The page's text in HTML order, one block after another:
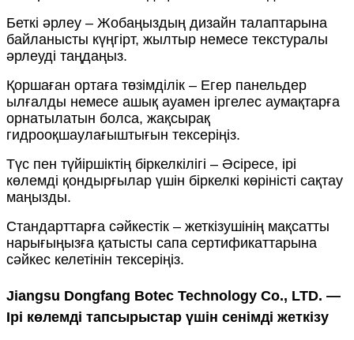
Беткі әрлеу – Жобаңыздың дизайн талаптарына
байланысты күңгірт, жылтыр немесе текстуралы
әрлеуді таңдаңыз.
Қоршаған ортаға төзімділік – Егер панельдер
ылғалды немесе ашық ауамен іргелес аумақтарға
орнатылатын болса, жақсырақ
гидрооқшаулағыштығын тексеріңіз.
Түс пен түйіршіктің біркелкілігі – Әсіресе, ірі
көлемді қондырғылар үшін біркелкі көріністі сақтау
маңызды.
Стандарттарға сәйкестік – жеткізушінің мақсатты
нарығыңызға қатысты сапа сертификаттарына
сәйкес келетінін тексеріңіз.
Jiangsu Dongfang Botec Technology Co., LTD. —
Ірі көлемді тапсырыстар үшін сенімді жеткізу